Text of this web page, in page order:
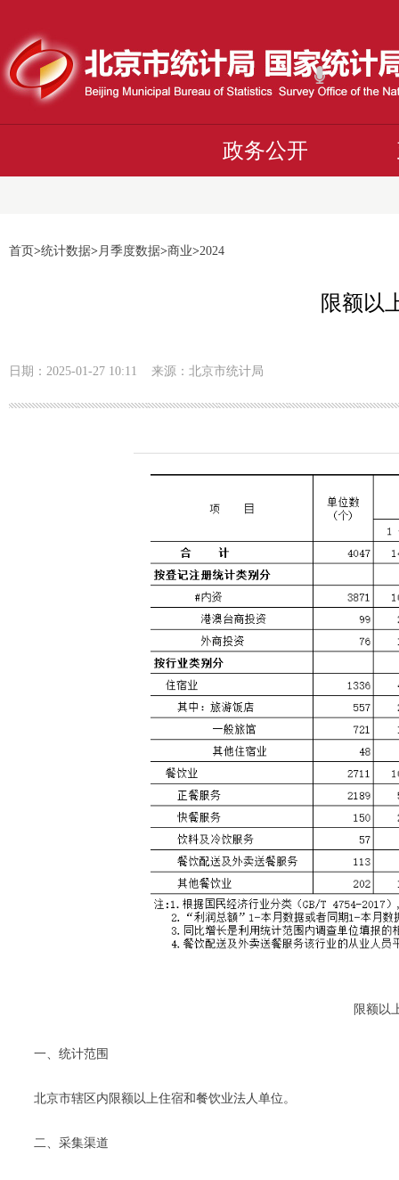
政务公开
首页>统计数据>月季度数据>商业>2024
限额以
日期：2025-01-27 10:11 来源：北京市统计局
限额以
一、统计范围
北京市辖区内限额以上住宿和餐饮业法人单位。
二、采集渠道